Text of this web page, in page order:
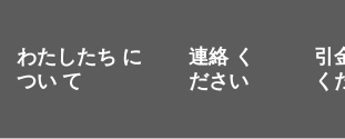
わたしたち に
つい て
連絡 く
ださい
引
く